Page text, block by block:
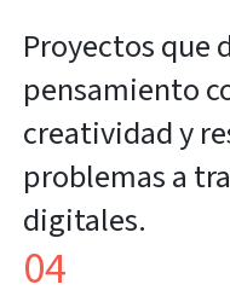
Proyectos que
pensamiento
creatividad y
problemas a
digitales.
04